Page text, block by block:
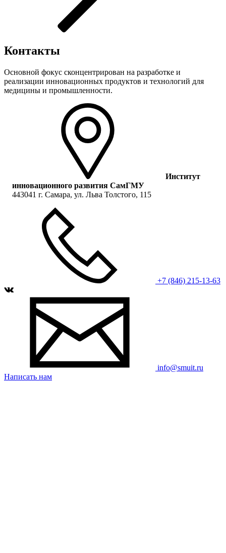
Контакты
Основной фокус сконцентрирован на разработке и
реализации инновационных продуктов и технологий для
медицины и промышленности.
Институт
инновационного развития СамГМУ
443041 г. Самара, ул. Льва Толстого, 115
+7 (846) 215-13-63
info@smuit.ru
Написать нам